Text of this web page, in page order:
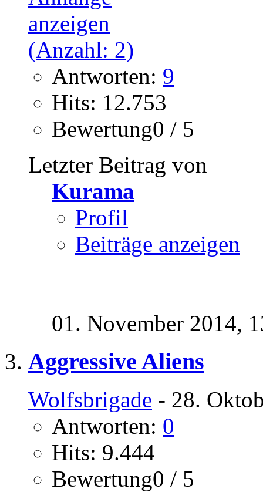
Antworten: 9
Hits: 12.753
Bewertung0 / 5
Letzter Beitrag von
Kurama
Profil
Beiträge anzeigen
01. November 2014,
Aggressive Aliens
Wolfsbrigade - 28.
Antworten: 0
Hits: 9.444
Bewertung0 / 5